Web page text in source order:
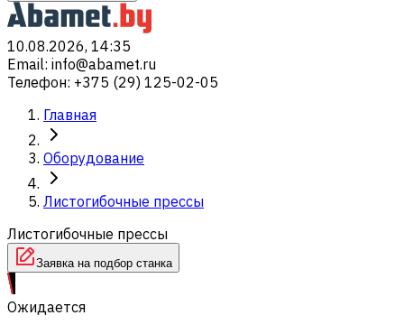
10.08.2026, 14:35
Email: info@abamet.ru
Телефон: +375 (29) 125-02-05
Главная
Оборудование
Листогибочные прессы
Листогибочные прессы
Заявка на подбор станка
Ожидается